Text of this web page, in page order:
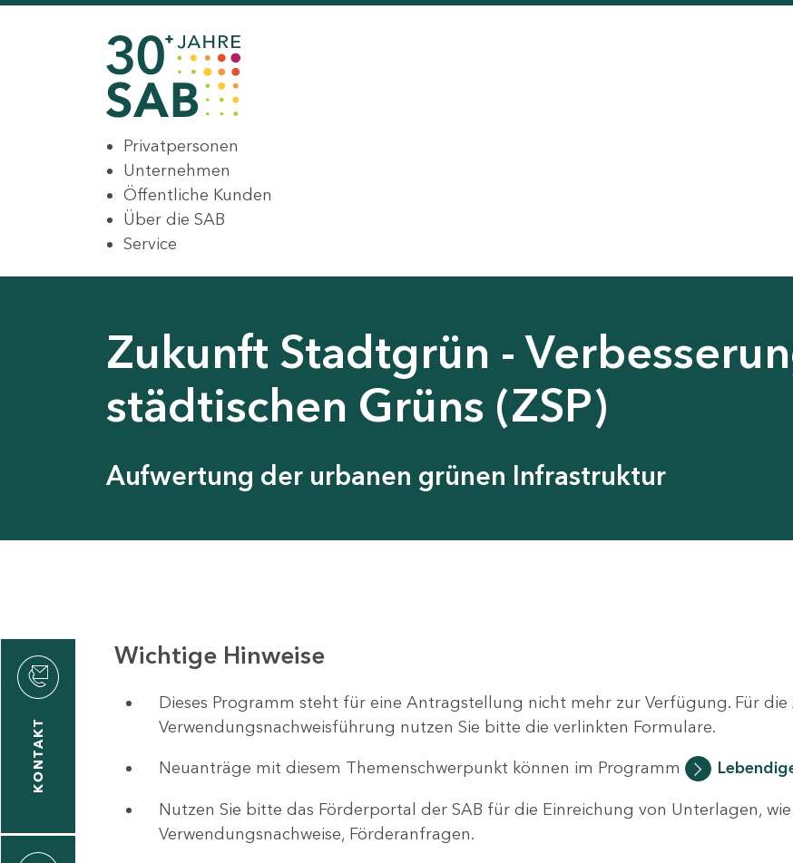
Privatpersonen
Unternehmen
Öffentliche Kunden
Über die SAB
Service
Zukunft Stadtgrün -
städtischen Grüns (ZSP)
Aufwertung der urbanen grünen Infrastruktur
KONTAKT
Wichtige Hinweise
Dieses Programm steht für eine Antragstellung nicht mehr zur Verfügung. Für
Verwendungsnachweisführung nutzen Sie bitte die verlinkten Formulare.
Neuanträge mit diesem Themenschwerpunkt können im Programm
Nutzen Sie bitte das Förderportal der SAB für die Einreichung von Unterlagen,
Verwendungsnachweise, Förderanfragen.